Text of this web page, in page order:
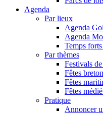
Agenda
Par lieux
Agenda
Agenda
Temps
Par thèmes
Festivals
Fêtes
Fêtes
Fêtes
Pratique
Annoncer